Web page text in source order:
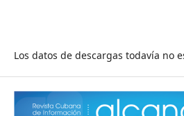
Los datos de descargas todavía no